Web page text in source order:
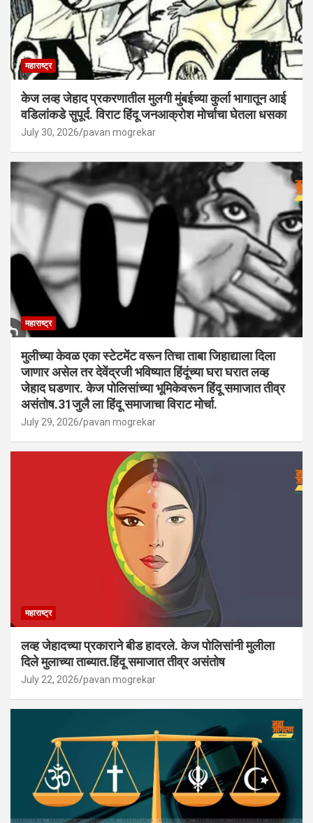
महाराष्ट्र
केज लव्ह जेहाद प्रकरणातील मुलगी मुंबईच्या कुर्ला भागातून आई
वडिलांकडे सुपूर्द. विराट हिंदू जनआक्रोश मोर्चाचा घेतला धसका
July 30, 2026 pavan mogrekar
महाराष्ट्र
मुलीच्या केवळ एका स्टेटमेंट वरून तिचा ताबा जिहाद्याला दिला
जाणार असेल तर देवेंद्रजी भविष्यात हिंदूंच्या घरा घरात लव्ह
जेहाद घडणार. केज पोलिसांच्या भूमिकेवरून हिंदू समाजात तीव्र
असंतोष.31जुलै ला हिंदू समाजाचा विराट मोर्चा.
July 29, 2026 pavan mogrekar
महाराष्ट्र
लव्ह जेहादच्या प्रकाराने बीड हादरले. केज पोलिसांनी मुलीला
दिले मुलाच्या ताब्यात.हिंदू समाजात तीव्र असंतोष
July 22, 2026 pavan mogrekar